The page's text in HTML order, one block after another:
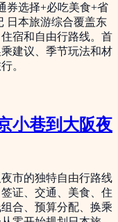
券选择+必吃美食+省
日本旅游综合覆盖东
宿和自由行路线。首
建议、季节玩法和材
。
小巷到大阪夜
市的独特自由行路线
证、交通、美食、住
合、预算分配、换乘